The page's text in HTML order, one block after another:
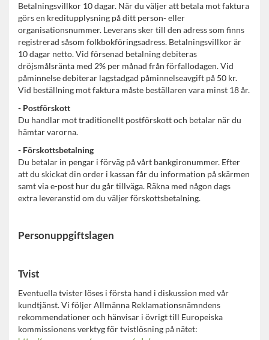
Betalningsvillkor 10 dagar. När du väljer att betala mot faktura
görs en kreditupplysning på ditt person- eller
organisationsnummer. Leverans sker till den adress som finns
registrerad såsom folkbokföringsadress. Betalningsvillkor är
10 dagar netto. Vid försenad betalning debiteras
dröjsmålsränta med 2% per månad från förfallodagen. Vid
påminnelse debiterar lagstadgad påminnelseavgift på 50 kr.
Vid beställning mot faktura måste beställaren vara minst 18 år.
- Postförskott
Du handlar mot traditionellt postförskott och betalar när du
hämtar varorna.
- Förskottsbetalning
Du betalar in pengar i förväg på vårt bankgironummer. Efter
att du skickat din order i kassan får du information på skärmen
samt via e-post hur du går tillväga. Räkna med någon dags
extra leveranstid om du väljer förskottsbetalning.
Personuppgiftslagen
Tvist
Eventuella tvister löses i första hand i diskussion med vår
kundtjänst. Vi följer Allmänna Reklamationsnämndens
rekommendationer och hänvisar i övrigt till Europeiska
kommissionens verktyg för tvistlösning på nätet: